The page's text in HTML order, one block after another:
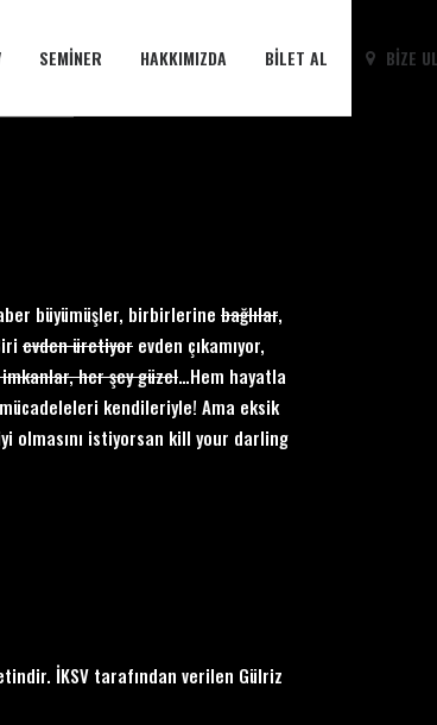
SEMINER HAKKIMIZDA BILET AL BIZE
büyümüşler, birbirlerine bağlılar,
evden üretiyor evden çıkamıyor,
her şey güzel…Hem hayatla
kendileriyle! Ama eksik
olmasını istiyorsan kill your darling
İKSV tarafından verilen Gülriz